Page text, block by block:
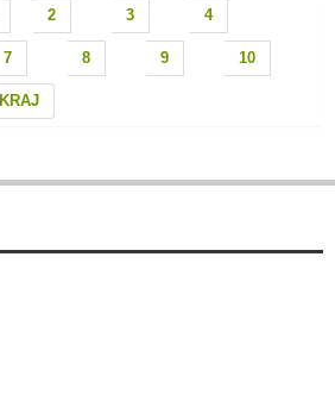
2 3 4
7 8 9 10
KRAJ